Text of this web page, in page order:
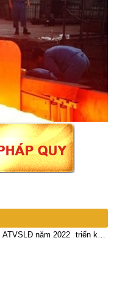
năm 2022 triển khai